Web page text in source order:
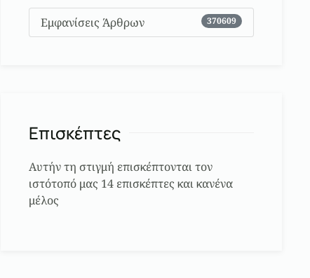
Εμφανίσεις Άρθρων 370609
Επισκέπτες
Αυτήν τη στιγμή επισκέπτονται τον
ιστότοπό μας 14 επισκέπτες και κανένα
μέλος